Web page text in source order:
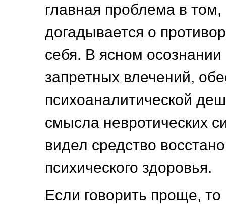
главная проблема в том,
догадывается о
себя. В ясном осознании
запретных влечений,
психоаналитической
смысла невротических
видел средство
психического здоровья.
Если говорить проще,